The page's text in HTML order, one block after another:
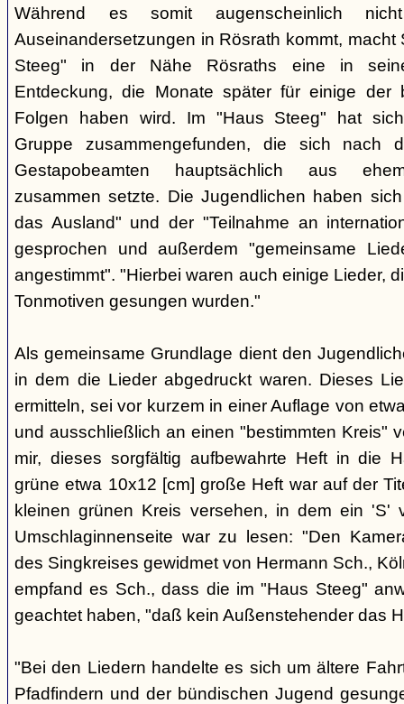
Während es somit augenscheinlich
Auseinandersetzungen in Rösrath kommt, macht
Steeg" in der Nähe Rösraths eine in
Entdeckung, die Monate später für einige der
Folgen haben wird. Im "Haus Steeg" hat
Gruppe zusammengefunden, die sich nach
Gestapobeamten hauptsächlich aus
zusammen setzte. Die Jugendlichen haben
das Ausland" und der "Teilnahme an
gesprochen und außerdem "gemeinsame
angestimmt". "Hierbei waren auch einige Lieder,
Tonmotiven gesungen wurden."
Als gemeinsame Grundlage dient den
in dem die Lieder abgedruckt waren. Dieses
ermitteln, sei vor kurzem in einer Auflage von
und ausschließlich an einen "bestimmten Kreis"
mir, dieses sorgfältig aufbewahrte Heft in die
grüne etwa 10x12 [cm] große Heft war auf der
kleinen grünen Kreis versehen, in dem ein 'S'
Umschlaginnenseite war zu lesen: "Den
des Singkreises gewidmet von Hermann Sch.,
empfand es Sch., dass die im "Haus Steeg"
geachtet haben, "daß kein Außenstehender das
"Bei den Liedern handelte es sich um ältere
Pfadfindern und der bündischen Jugend